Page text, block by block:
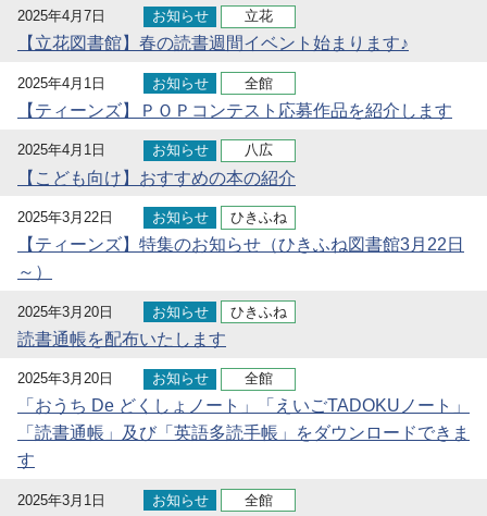
2025年4月7日 お知らせ 立花
【立花図書館】春の読書週間イベント始まります♪
2025年4月1日 お知らせ 全館
【ティーンズ】ＰＯＰコンテスト応募作品を紹介します
2025年4月1日 お知らせ 八広
【こども向け】おすすめの本の紹介
2025年3月22日 お知らせ ひきふね
【ティーンズ】特集のお知らせ（ひきふね図書館3月22日
～）
2025年3月20日 お知らせ ひきふね
読書通帳を配布いたします
2025年3月20日 お知らせ 全館
「おうち De どくしょノート」「えいごTADOKUノート」
「読書通帳」及び「英語多読手帳」をダウンロードできま
す
2025年3月1日 お知らせ 全館